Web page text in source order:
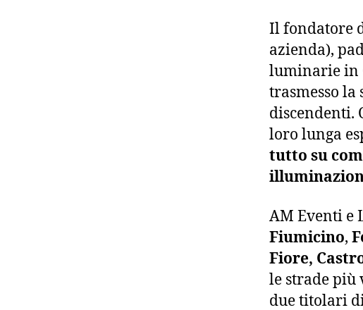
Il fondatore
azienda),
luminarie in
trasmesso la
discendenti.
loro lunga
tutto su
AM Eventi e
Fiumicino,
Fiore,
le strade più
due titolari